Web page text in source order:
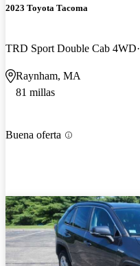
2023 Toyota Tacoma
TRD Sport Double Cab 4WD
Raynham, MA
81 millas
Buena oferta